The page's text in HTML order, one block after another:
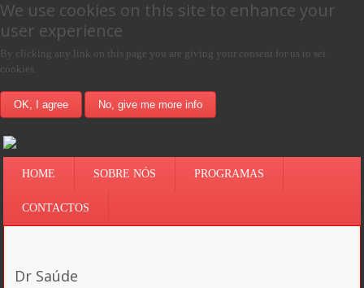
We use cookies on this site to enhance your
user experience
By clicking any link on this page you are giving your consent for us to set
cookies.
OK, I agree No, give me more info
HOME SOBRE NÓS PROGRAMAS
CONTACTOS
Dr Saúde